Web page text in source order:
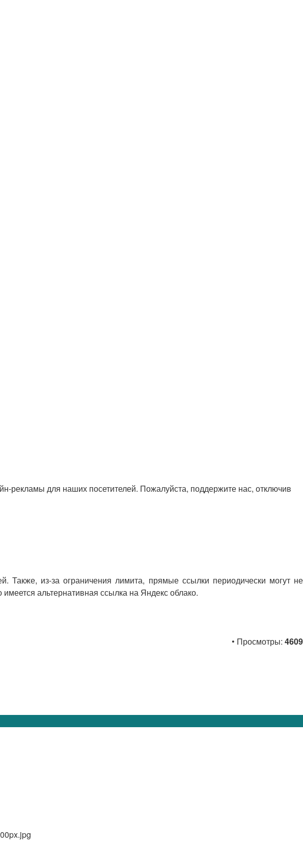
рекламы для наших посетителей. Пожалуйста, поддержите нас, отключив
Также, из-за ограничения лимита, прямые ссылки периодически могут не
альтернативная ссылка на Яндекс облако.
• Просмотры: 4609